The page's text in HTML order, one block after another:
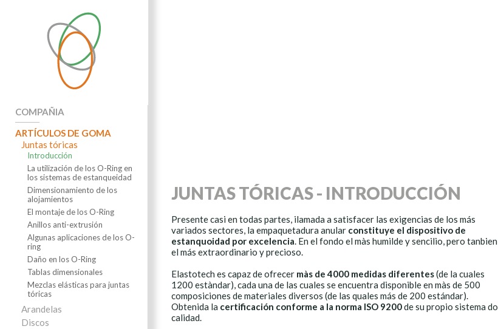
COMPAÑIA
ARTÍCULOS DE GOMA
Juntas tóricas
Introducción
La utilización de los O-Ring en
los sistemas de estanqueidad
Dimensionamiento de los
alojamientos
El montaje de los O-Ring
Anillos anti-extrusión
Algunas aplicaciones de los O-
ring
Daño en los O-Ring
Tablas dimensionales
Mezclas elásticas para juntas
tóricas
Arandelas
Discos
JUNTAS TÓRICAS - INTRODUCCIÓN
Presente casi en todas partes, ilamada a satisfacer las exigencias de los más
variados sectores, la empaquetadura anular constituye el dispositivo de
estanquoidad por excelencia. En el fondo el màs humilde y sencilio, pero tanbien
el más extraordinario y precioso.
Elastotech es capaz de ofrecer màs de 4000 medidas diferentes(de la cuales
1200 estàndar), cada una de las cuales se encuentra disponible en màs de 500
composiciones de materiales diversos (de las quales más de 200 estándar).
Obtenida la certificación conforme a la norma ISO 9200de su propio sistema do
calidad.